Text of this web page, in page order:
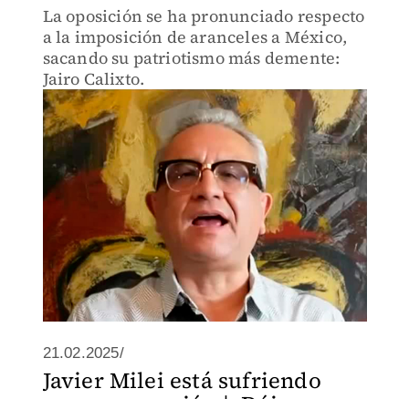
La oposición se ha pronunciado respecto
a la imposición de aranceles a México,
sacando su patriotismo más demente:
Jairo Calixto.
21.02.2025/
Javier Milei está sufriendo